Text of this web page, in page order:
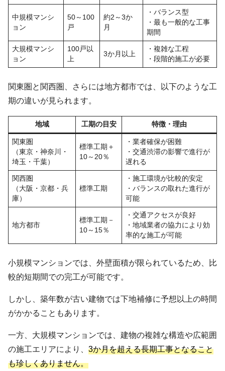
中規模マンシ
ョン
50～100
戸
約2～3か
月
・バランス型
・最も一般的な工事
期間
大規模マンシ
ョン
100戸以
上
3か月以上
・複雑な工程
・段階的施工が必要
関東圏と関西圏、さらには地方都市では、以下のような工
期の違いが見られます。
地域 工期の目安 特徴・理由
関東圏
（東京・神奈川・
埼玉・千葉）
標準工期＋
10～20％
・業者確保が困難
・交通渋滞の影響で進行が
遅れる
関西圏
（大阪・京都・兵
庫）
標準工期
・施工環境が比較的安定
・バランスの取れた進行が
可能
地方都市
標準工期－
10～15％
・交通アクセスが良好
・地域業者の協力により効
率的な施工が可能
小規模マンションでは、外壁面積が限られているため、比
較的短期間での完工が可能です。
しかし、築年数が古い建物では下地補修に予想以上の時間
がかかることもあります。
一方、大規模マンションでは、建物の複雑な構造や広範囲
の施工エリアにより、 3か月を超える長期工事となること
も珍しくありません。